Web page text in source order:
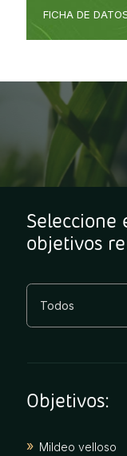
FICHA DE
Seleccione
objetivos
Objetivos:
Mildeo velloso